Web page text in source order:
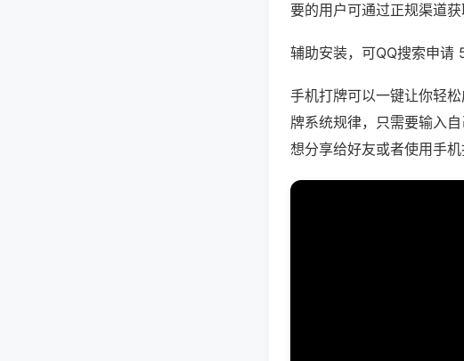
要的用户可通过正规渠道获
辅助安装，可QQ搜索申
手机打牌可以一键让你轻
牌系统规律，只需要输入
想分享给好友或者使用手机